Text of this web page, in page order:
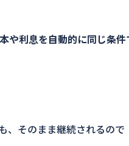
や利息を自動的に同じ条
、そのまま継続されるの